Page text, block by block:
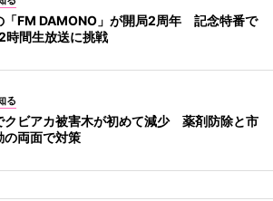
「FM DAMONO」が開局2周年 記念特番で
時間生放送に挑戦
る
クビアカ被害木が初めて減少 薬剤防除と市
の両面で対策